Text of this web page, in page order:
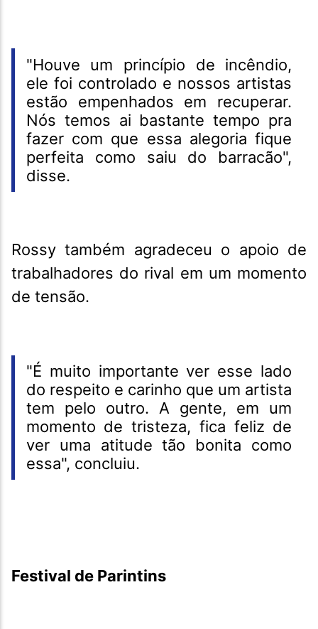
"Houve um princípio de incêndio,
ele foi controlado e nossos artistas
estão empenhados em recuperar.
Nós temos ai bastante tempo pra
fazer com que essa alegoria fique
perfeita como saiu do barracão",
disse.
Rossy também agradeceu o apoio de
trabalhadores do rival em um momento
de tensão.
"É muito importante ver esse lado
do respeito e carinho que um artista
tem pelo outro. A gente, em um
momento de tristeza, fica feliz de
ver uma atitude tão bonita como
essa", concluiu.
Festival de Parintins